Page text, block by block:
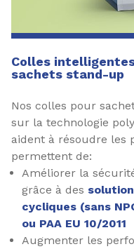
Colles
sachets stand-up
Nos colles pour
sur la technologie
aident à résoudre les
permettent de:
Améliorer la
grâce à des
cycliques (sans
ou PAA EU 10/2011
Augmenter les